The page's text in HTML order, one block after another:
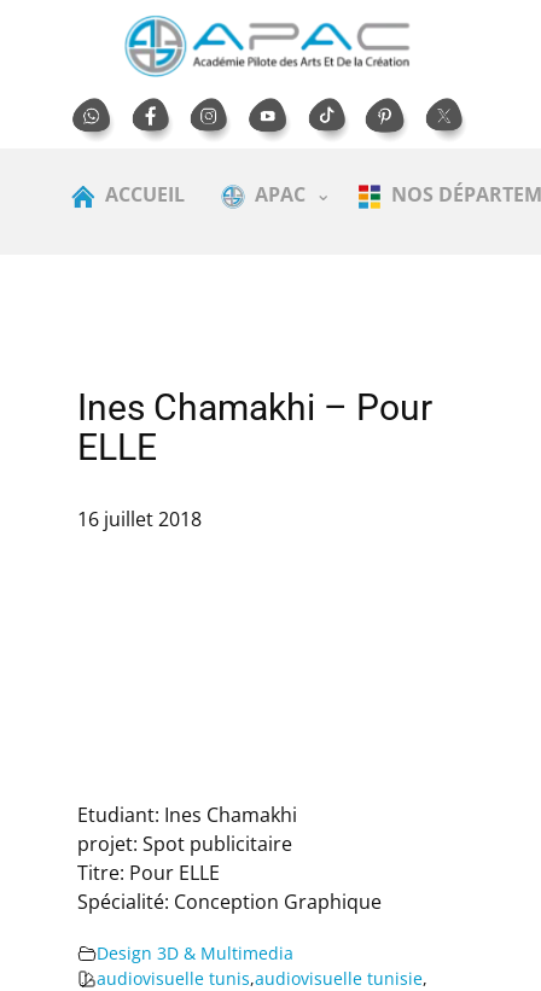
ACCUEIL APAC NOS
Ines Chamakhi – Pour
ELLE
16 juillet 2018
Etudiant: Ines Chamakhi
projet: Spot publicitaire
Titre: Pour ELLE
Spécialité: Conception Graphique
Design 3D & Multimedia
audiovisuelle tunis,audiovisuelle tunisie,